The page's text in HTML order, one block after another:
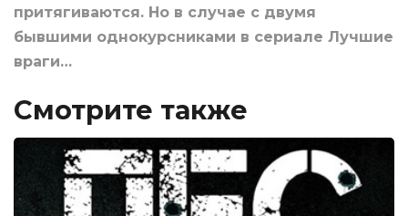
притягиваются. Но в случае с двумя
бывшими однокурсниками в сериале Лучшие
враги…
Смотрите также